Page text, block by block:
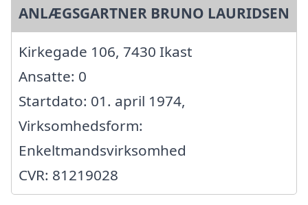
ANLÆGSGARTNER BRUNO LAURIDSEN
Kirkegade 106, 7430 Ikast
Ansatte: 0
Startdato: 01. april 1974,
Virksomhedsform:
Enkeltmandsvirksomhed
CVR: 81219028